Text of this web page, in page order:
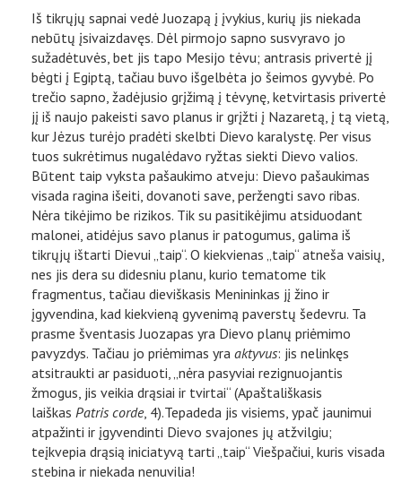
Iš tikrųjų sapnai vedė Juozapą į įvykius, kurių jis niekada
nebūtų įsivaizdavęs. Dėl pirmojo sapno susvyravo jo
sužadėtuvės, bet jis tapo Mesijo tėvu; antrasis privertė jį
bėgti į Egiptą, tačiau buvo išgelbėta jo šeimos gyvybė. Po
trečio sapno, žadėjusio grįžimą į tėvynę, ketvirtasis privertė
jį iš naujo pakeisti savo planus ir grįžti į Nazaretą, į tą vietą,
kur Jėzus turėjo pradėti skelbti Dievo karalystę. Per visus
tuos sukrėtimus nugalėdavo ryžtas siekti Dievo valios.
Būtent taip vyksta pašaukimo atveju: Dievo pašaukimas
visada ragina išeiti, dovanoti save, peržengti savo ribas.
Nėra tikėjimo be rizikos. Tik su pasitikėjimu atsiduodant
malonei, atidėjus savo planus ir patogumus, galima iš
tikrųjų ištarti Dievui „taip“. O kiekvienas „taip“ atneša vaisių,
nes jis dera su didesniu planu, kurio tematome tik
fragmentus, tačiau dieviškasis Menininkas jį žino ir
įgyvendina, kad kiekvieną gyvenimą paverstų šedevru. Ta
prasme šventasis Juozapas yra Dievo planų priėmimo
pavyzdys. Tačiau jo priėmimas yra aktyvus: jis nelinkęs
atsitraukti ar pasiduoti, „nėra pasyviai rezignuojantis
žmogus, jis veikia drąsiai ir tvirtai“ (Apaštališkasis
laiškas Patris corde, 4).Tepadeda jis visiems, ypač jaunimui
atpažinti ir įgyvendinti Dievo svajones jų atžvilgiu;
teįkvepia drąsią iniciatyvą tarti „taip“ Viešpačiui, kuris visada
stebina ir niekada nenuvilia!